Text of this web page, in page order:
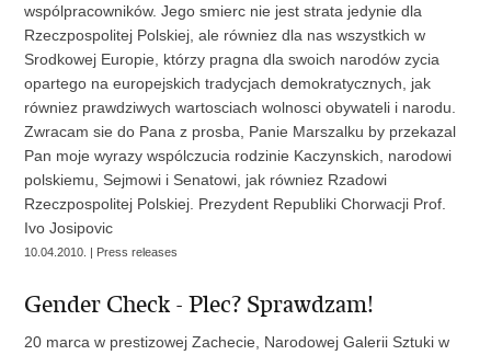
wspólpracowników. Jego smierc nie jest strata jedynie dla
Rzeczpospolitej Polskiej, ale równiez dla nas wszystkich w
Srodkowej Europie, którzy pragna dla swoich narodów zycia
opartego na europejskich tradycjach demokratycznych, jak
równiez prawdziwych wartosciach wolnosci obywateli i narodu.
Zwracam sie do Pana z prosba, Panie Marszalku by przekazal
Pan moje wyrazy wspólczucia rodzinie Kaczynskich, narodowi
polskiemu, Sejmowi i Senatowi, jak równiez Rzadowi
Rzeczpospolitej Polskiej. Prezydent Republiki Chorwacji Prof.
Ivo Josipovic
10.04.2010. | Press releases
Gender Check - Plec? Sprawdzam!
20 marca w prestizowej Zachecie, Narodowej Galerii Sztuki w